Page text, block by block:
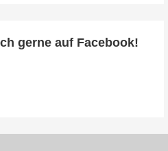
gerne auf Facebook!